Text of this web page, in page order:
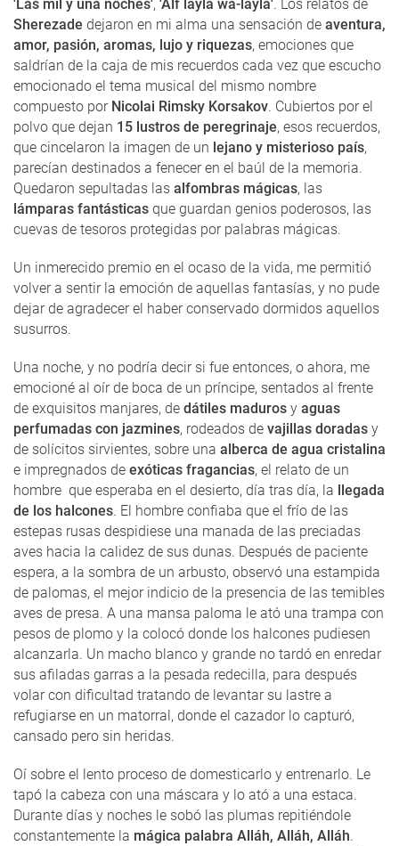
'Las mil y una noches', 'Alf layla wa-layla'. Los relatos de
Sherezade dejaron en mi alma una sensación de aventura,
amor, pasión, aromas, lujo y riquezas, emociones que
saldrían de la caja de mis recuerdos cada vez que escucho
emocionado el tema musical del mismo nombre
compuesto por Nicolai Rimsky Korsakov. Cubiertos por el
polvo que dejan 15 lustros de peregrinaje, esos recuerdos,
que cincelaron la imagen de un lejano y misterioso país,
parecían destinados a fenecer en el baúl de la memoria.
Quedaron sepultadas las alfombras mágicas, las
lámparas fantásticas que guardan genios poderosos, las
cuevas de tesoros protegidas por palabras mágicas.
Un inmerecido premio en el ocaso de la vida, me permitió
volver a sentir la emoción de aquellas fantasías, y no pude
dejar de agradecer el haber conservado dormidos aquellos
susurros.
Una noche, y no podría decir si fue entonces, o ahora, me
emocioné al oír de boca de un príncipe, sentados al frente
de exquisitos manjares, de dátiles maduros y aguas
perfumadas con jazmines, rodeados de vajillas doradas y
de solícitos sirvientes, sobre una alberca de agua cristalina
e impregnados de exóticas fragancias, el relato de un
hombre que esperaba en el desierto, día tras día, la llegada
de los halcones. El hombre confiaba que el frío de las
estepas rusas despidiese una manada de las preciadas
aves hacia la calidez de sus dunas. Después de paciente
espera, a la sombra de un arbusto, observó una estampida
de palomas, el mejor indicio de la presencia de las temibles
aves de presa. A una mansa paloma le ató una trampa con
pesos de plomo y la colocó donde los halcones pudiesen
alcanzarla. Un macho blanco y grande no tardó en enredar
sus afiladas garras a la pesada redecilla, para después
volar con dificultad tratando de levantar su lastre a
refugiarse en un matorral, donde el cazador lo capturó,
cansado pero sin heridas.
Oí sobre el lento proceso de domesticarlo y entrenarlo. Le
tapó la cabeza con una máscara y lo ató a una estaca.
Durante días y noches le sobó las plumas repitiéndole
constantemente la mágica palabra Alláh, Alláh, Alláh.